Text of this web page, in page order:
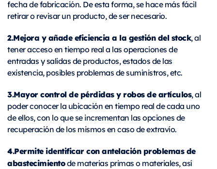
fecha de fabricación. De esta forma, se hace más fácil
retirar o revisar un producto, de ser necesario.
2.Mejora y añade eficiencia a la gestión del stock, al
tener acceso en tiempo real a las operaciones de
entradas y salidas de productos, estados de las
existencia, posibles problemas de suministros, etc.
3.Mayor control de pérdidas y robos de artículos, al
poder conocer la ubicación en tiempo real de cada uno
de ellos, con lo que se incrementan las opciones de
recuperación de los mismos en caso de extravío.
4.Permite identificar con antelación problemas de
abastecimientode materias primas o materiales, así